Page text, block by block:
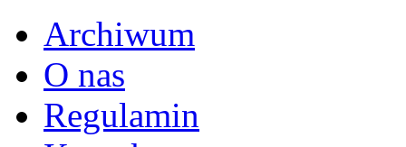
Archiwum
O nas
Regulamin